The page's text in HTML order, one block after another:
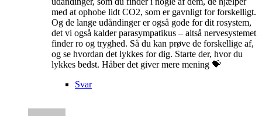
med at ophobe lidt CO2, som er gavnligt for forskelligt.
Og de lange udåndinger er også gode for dit rosystem,
det vi også kalder parasympatikus – altså nervesystemet
finder ro og tryghed. Så du kan prøve de forskellige af,
og se hvordan det lykkes for dig. Starte der, hvor du
lykkes bedst. Håber det giver mere mening 💝
Svar